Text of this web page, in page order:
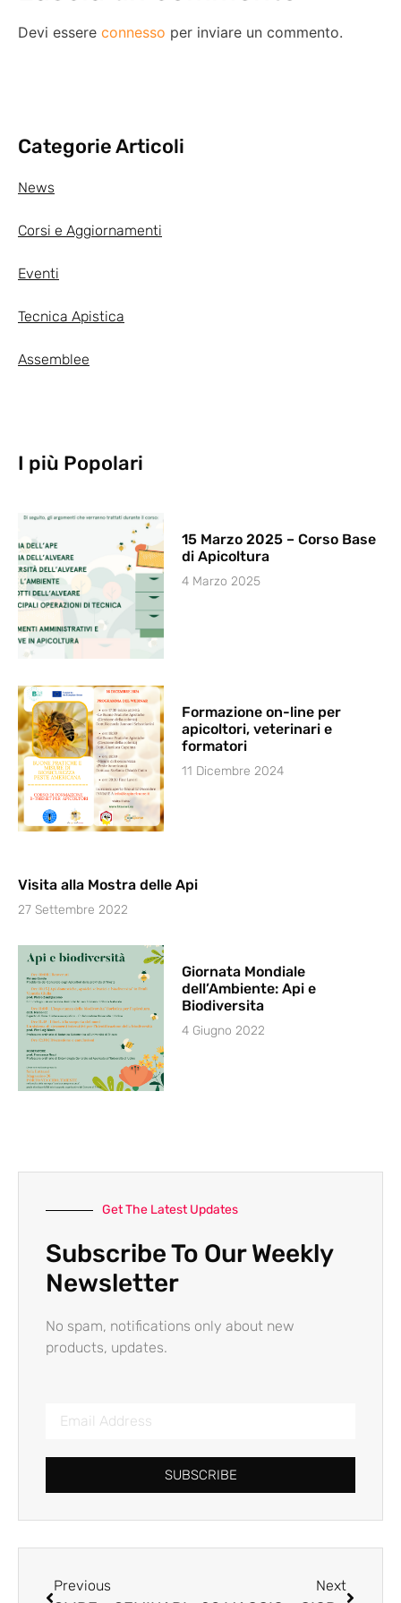
Devi essere connesso per inviare un commento.
Categorie Articoli
News
Corsi e Aggiornamenti
Eventi
Tecnica Apistica
Assemblee
I più Popolari
15 Marzo 2025 – Corso Base
di Apicoltura
4 Marzo 2025
Formazione on-line per
apicoltori, veterinari e
formatori
11 Dicembre 2024
Visita alla Mostra delle Api
27 Settembre 2022
Giornata Mondiale
dell’Ambiente: Api e
Biodiversita
4 Giugno 2022
Get The Latest Updates
Subscribe To Our Weekly
Newsletter
No spam, notifications only about new
products, updates.
SUBSCRIBE
Previous Next